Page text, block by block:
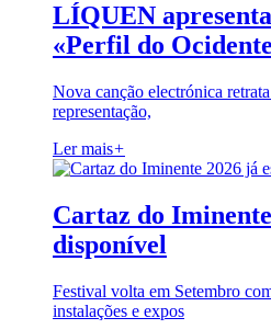
LÍQUEN
«Perfil do
Nova canção electrónica
representação,
Ler mais+
Cartaz do
disponível
Festival volta em Setembro
instalações e expos